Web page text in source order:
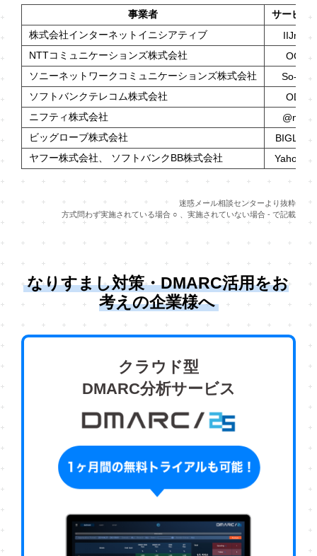
事業者
サービス
株式会社インターネットイニシアティブ
IIJmio
NTTコミュニケーションズ株式会社
OCN
ソニーネットワークコミュニケーションズ株式会社
So-net
ソフトバンクテレコム株式会社
ODN
ニフティ株式会社
@nifty
ビッグローブ株式会社
ヤフー株式会社、 ソフトバンクBB株式会社
迷惑メール相談センターより抜粋
方式問わず実施されている場合 ○ 、実施されていない場合 - で記載
なりすまし対策・DMARC活用をお
考えの企業様へ
クラウド型
DMARC分析サービス